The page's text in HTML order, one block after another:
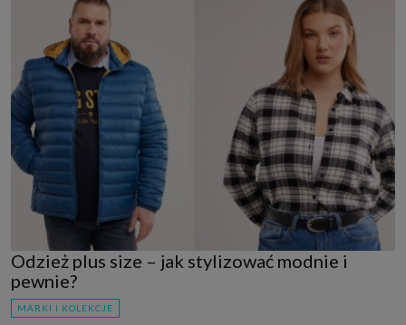
Odzież plus size – jak stylizować modnie i
pewnie?
MARKI I KOLEKCJE